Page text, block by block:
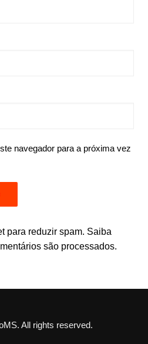
navegador para a próxima vez
para reduzir spam. Saiba
são processados.
All rights reserved.